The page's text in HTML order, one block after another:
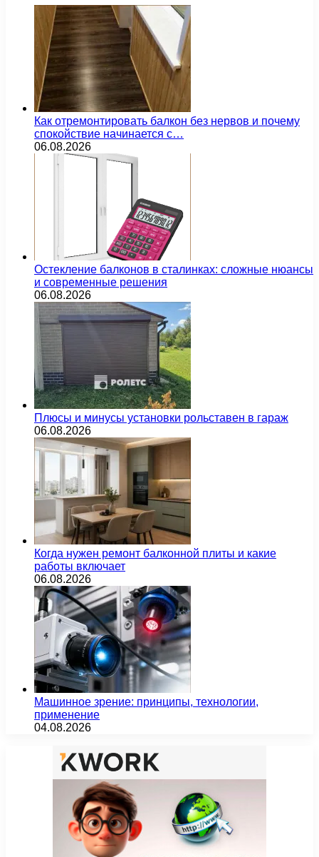
Как отремонтировать балкон без нервов и почему
спокойствие начинается с…
06.08.2026
Остекление балконов в сталинках: сложные нюансы
и современные решения
06.08.2026
Плюсы и минусы установки рольставен в гараж
06.08.2026
Когда нужен ремонт балконной плиты и какие
работы включает
06.08.2026
Машинное зрение: принципы, технологии,
применение
04.08.2026